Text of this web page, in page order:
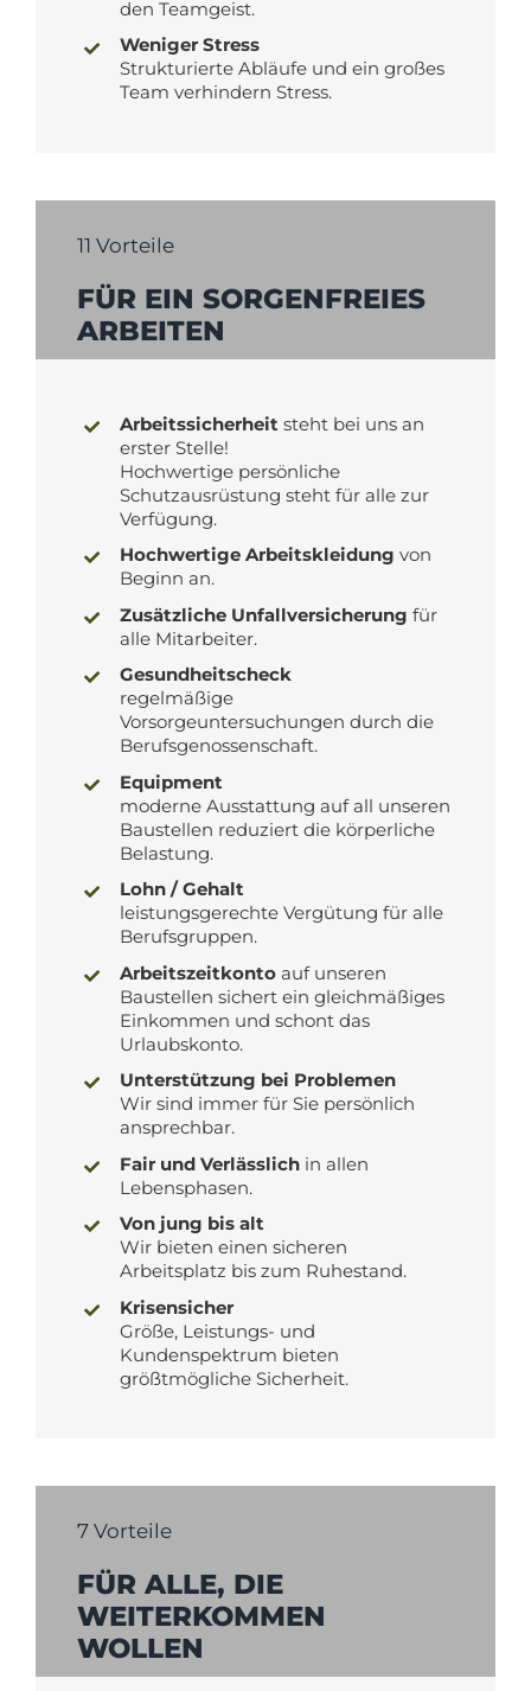
den Teamgeist.
Weniger Stress
Strukturierte Abläufe und ein großes
Team verhindern Stress.
11 Vorteile
FÜR EIN SORGENFREIES
ARBEITEN
Arbeitssicherheit steht bei uns an
erster Stelle!
Hochwertige persönliche
Schutzausrüstung steht für alle zur
Verfügung.
Hochwertige Arbeitskleidung von
Beginn an.
Zusätzliche Unfallversicherung für
alle Mitarbeiter.
Gesundheitscheck
regelmäßige
Vorsorgeuntersuchungen durch die
Berufsgenossenschaft.
Equipment
moderne Ausstattung auf all unseren
Baustellen reduziert die körperliche
Belastung.
Lohn / Gehalt
leistungsgerechte Vergütung für alle
Berufsgruppen.
Arbeitszeitkontoauf unseren
Baustellen sichert ein gleichmäßiges
Einkommen und schont das
Urlaubskonto.
Unterstützung bei Problemen
Wir sind immer für Sie persönlich
ansprechbar.
Fair und Verlässlichin allen
Lebensphasen.
Von jung bis alt
Wir bieten einen sicheren
Arbeitsplatz bis zum Ruhestand.
Krisensicher
Größe, Leistungs- und
Kundenspektrum bieten
größtmögliche Sicherheit.
7 Vorteile
FÜR ALLE, DIE
WEITERKOMMEN
WOLLEN